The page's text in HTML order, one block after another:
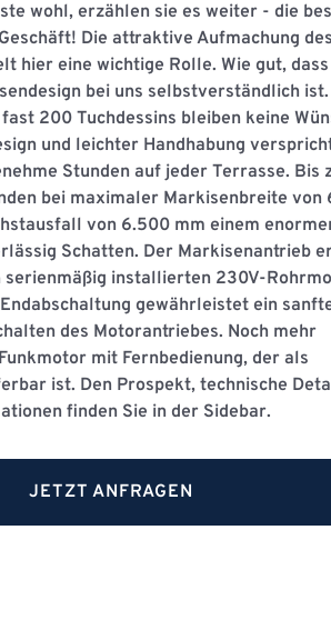
wohl, erzählen sie es weiter - die
Die attraktive Aufmachung des
hier eine wichtige Rolle. Wie gut,
bei uns selbstverständlich
200 Tuchdessins bleiben keine
und leichter Handhabung
Stunden auf jeder Terrasse. Bis
bei maximaler Markisenbreite von
von 6.500 mm einem
Schatten. Der Markisenantrieb
serienmäßig installierten 230V-
gewährleistet ein
des Motorantriebes. Noch mehr
mit Fernbedienung, der als
ist. Den Prospekt, technische
finden Sie in der Sidebar.
JETZT ANFRAGEN